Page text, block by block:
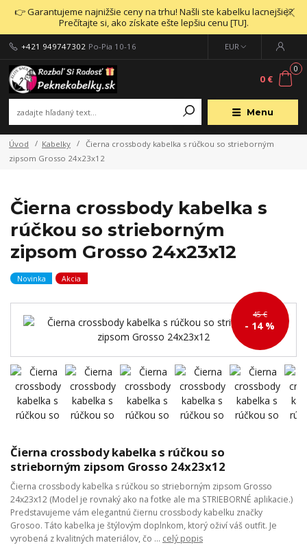
👉 Garantujeme najnižšie ceny na trhu! Našli ste kabelku lacnejšie?
Prečítajte si, ako získate ešte lepšiu cenu [TU].
Menu
EUR
+421 949747302 Po-Pia 10-16
0
0 €
Úvod Kabelky
Čierna crossbody kabelka s rúčkou so strieborným
zipsom Grosso 24x23x12
Čierna crossbody kabelka s
rúčkou so strieborným
zipsom Grosso 24x23x12
Novinka Akcia
45 €
- 14 %
Čierna crossbody kabelka s rúčkou so
strieborným zipsom Grosso 24x23x12
Čierna crossbody kabelka s rúčkou so strieborným zipsom Grosso
24x23x12 (Model je rovnaký ako na fotke ale ma STRIEBORNÉ aplikacie.)
Predstavujeme vám elegantnú čiernu crossbody kabelku značky
Grosoo. Táto kabelka je štýlovým doplnkom, ktorý oživí váš outfit. Je
vyrobená z kvalitných materiálov, čo ... celý popis